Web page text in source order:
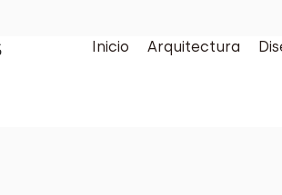
Inicio Arquitectura